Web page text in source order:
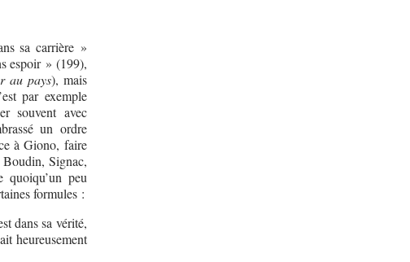
sa carrière »
espoir » (199),
au pays), mais
par exemple
souvent avec
un ordre
à Giono, faire
Signac,
quoiqu’un peu
formules :
dans sa vérité,
heureusement